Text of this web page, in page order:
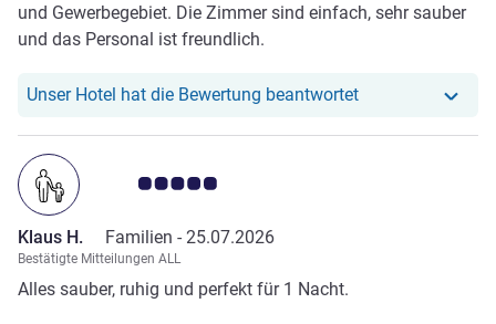
und Gewerbegebiet. Die Zimmer sind einfach, sehr sauber
und das Personal ist freundlich.
Unser Hotel hat die Bewertung beantwortetUnser Hotel hat
Note Kundenmeinungen 5.0/5
Klaus H. Familien - 25.07.2026
Bestätigte Mitteilungen ALL
Alles sauber, ruhig und perfekt für 1 Nacht.